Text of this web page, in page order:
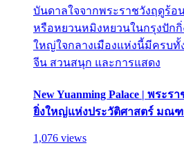
บันดาลใจจากพระราชวังฤดูร้อนเ
หรือหยวนหมิงหยวนในกรุงปัก
ใหญ่ใจกลางเมืองแห่งนี้มีครบ
จีน สวนสนุก และการแสดง
New Yuanming Palace | พระ
ยิ่งใหญ่แห่งประวัติศาสตร์ มณฑ
1,076 views